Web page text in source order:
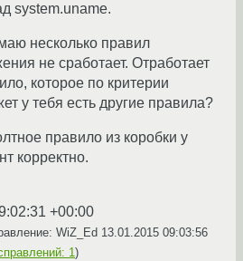
system.uname.
несколько правил
не сработает. Отработает
которое по критерии
у тебя есть другие правила?
правило из коробки у
корректно.
+00:00
WiZ_Ed 13.01.2015 09:03:56
1)